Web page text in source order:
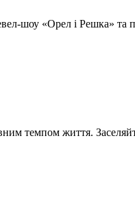
шоу «Орел і Решка» та
темпом життя.